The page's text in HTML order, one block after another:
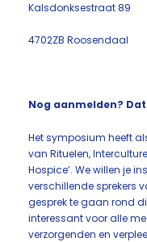
Kalsdonksestraat 89
4702ZB Roosendaal
Nog aanmelden?
Het symposium heeft
van Rituelen,
Hospice’. We willen je
verschillende sprekers
gesprek te gaan rond
interessant voor alle
verzorgenden en